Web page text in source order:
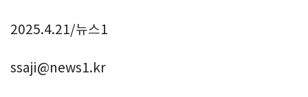
2025.4.21/뉴스1
ssaji@news1.kr